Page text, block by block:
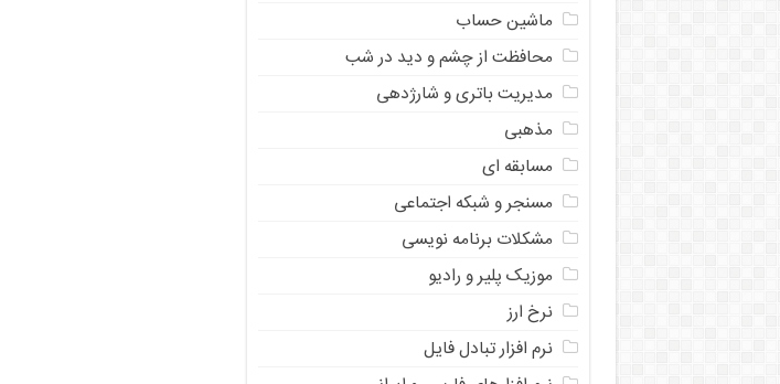
ماشین حساب
محافظت از چشم و دید در شب
مدیریت باتری و شارژدهی
مذهبی
مسابقه ای
مسنجر و شبکه اجتماعی
مشکلات برنامه نویسی
موزیک پلیر و رادیو
نرخ ارز
ﻧﺮﻡ ﺍﻓﺰﺍﺭ ﺗﺒﺎﺩﻝ ﻓﺎﻳﻞ